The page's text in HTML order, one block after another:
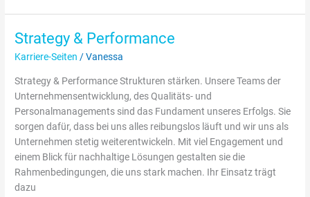
Strategy & Performance
Karriere-Seiten /Vanessa
Strategy & Performance Strukturen stärken. Unsere Teams der
Unternehmensentwicklung, des Qualitäts- und
Personalmanagements sind das Fundament unseres Erfolgs. Sie
sorgen dafür, dass bei uns alles reibungslos läuft und wir uns als
Unternehmen stetig weiterentwickeln. Mit viel Engagement und
einem Blick für nachhaltige Lösungen gestalten sie die
Rahmenbedingungen, die uns stark machen. Ihr Einsatz trägt
dazu
Strategy
&